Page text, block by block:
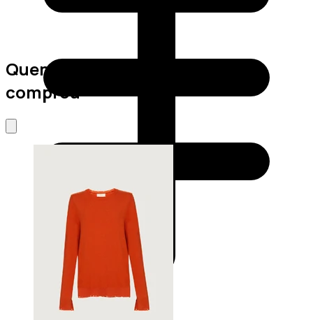
Quem viu este produto também
comprou